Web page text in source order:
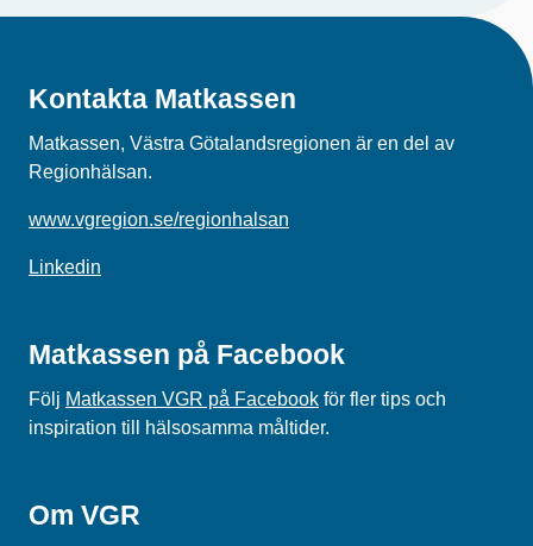
Kontakta Matkassen
Matkassen, Västra Götalandsregionen är en del av
Regionhälsan.
www.vgregion.se/regionhalsan
Linkedin
Matkassen på Facebook
Följ Matkassen VGR på Facebook för fler tips och
inspiration till hälsosamma måltider.
Om VGR